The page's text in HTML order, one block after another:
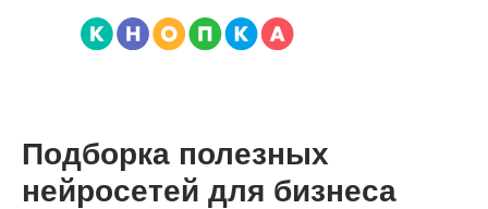
Подборка полезных
нейросетей для бизнеса